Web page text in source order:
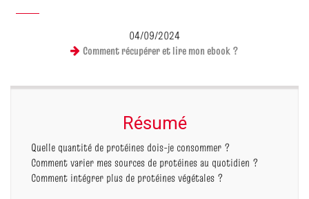
04/09/2024
Comment récupérer et lire mon ebook ?
Résumé
Quelle quantité de protéines dois-je consommer ?
Comment varier mes sources de protéines au quotidien ?
Comment intégrer plus de protéines végétales ?